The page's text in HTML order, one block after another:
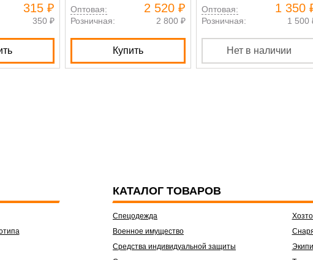
315 ₽
350 ₽
Оптовая:
2 520 ₽
Розничная: 2 800 ₽
Купить
Оптовая:
1 350
Розничная: 1 500
Нет в наличии
КАТАЛОГ ТОВАРОВ
Спецодежда
Военное имущество
Средства индивидуальной защиты